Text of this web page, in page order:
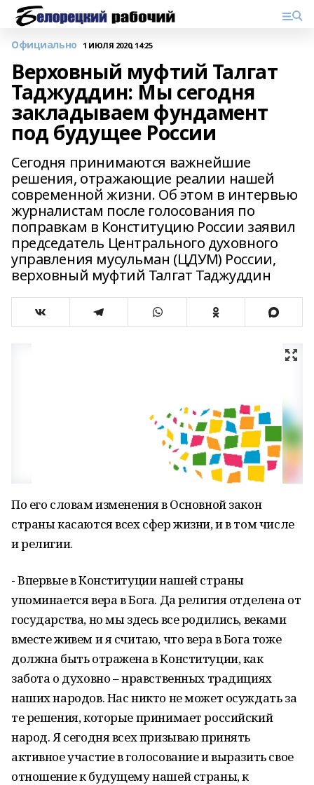
Официально 1 ИЮЛЯ 2020, 14:25
Верховный муфтий Талгат
Таджуддин: Мы сегодня
закладываем фундамент
под будущее России
Сегодня принимаются важнейшие
решения, отражающие реалии нашей
современной жизни. Об этом в интервью
журналистам после голосования по
поправкам в Конституцию России заявил
председатель Центрального духовного
управления мусульман (ЦДУМ) России,
верховный муфтий Талгат Таджуддин
По его словам изменения в Основной закон
страны касаются всех сфер жизни, и в том числе
и религии.
- Впервые в Конституции нашей страны
упоминается вера в Бога. Да религия отделена от
государства, но мы здесь все родились, веками
вместе живем и я считаю, что вера в Бога тоже
должна быть отражена в Конституции, как
забота о духовно – нравственных традициях
наших народов. Нас никто не может осуждать за
те решения, которые принимает российский
народ. Я сегодня всех призываю принять
активное участие в голосование и выразить свое
отношение к будущему нашей страны, к